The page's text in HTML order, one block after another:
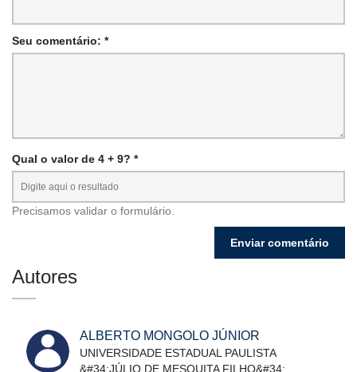
Seu comentário: *
Qual o valor de 4 + 9? *
Precisamos validar o formulário.
Autores
ALBERTO MONGOLO JÚNIOR
UNIVERSIDADE ESTADUAL PAULISTA
&#34;JÚLIO DE MESQUITA FILHO&#34;